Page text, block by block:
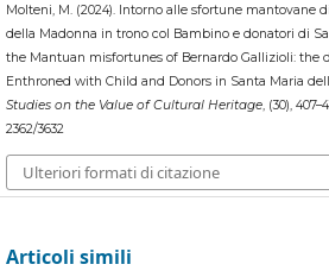
Artoni P. (2009), Contributo per
a Mantova: Luigi Boccalari (1874-
2, pp. 147-167.
Artoni P. (2017), “Quasi al
nel “bel San Francesco” di
C. Bertelli (2005), Esempi di
Molteni, M. (2024). Intorno alle sfortune mantovane
della Madonna in trono col Bambino e donatori di
the Mantuan misfortunes of Bernardo Gallizioli: the
Enthroned with Child and Donors in Santa Maria
Studies on the Value of Cultural Heritage, (30),
2362/3632
Ulteriori formati di citazione
Articoli simili